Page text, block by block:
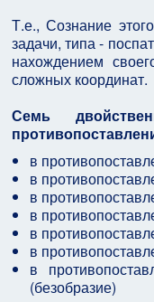
Т.е., Сознание
задачи, типа -
нахождением
сложных координат.
Семь
в
в
в
в
в
в
в
(безобразие)